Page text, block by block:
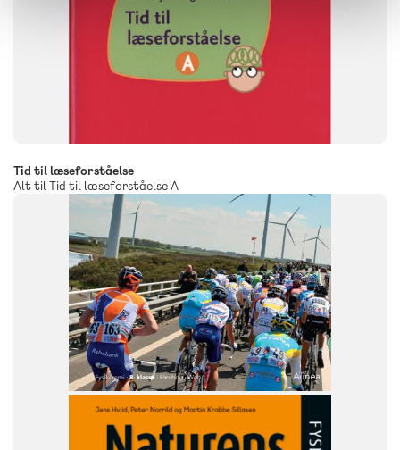
Tid til læseforståelse
Alt til Tid til læseforståelse A
Naturens univers
Fysik/kemi
Fysik-kemi
NIVEAU
8. klasse